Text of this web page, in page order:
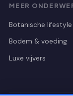
MEER
Botanische lifestyle
Bodem & voeding
Luxe vijvers